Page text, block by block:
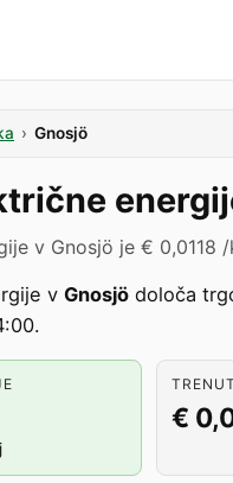
› Gnosjö
v Gnosjö je € 0,0118
v Gnosjö določa
€